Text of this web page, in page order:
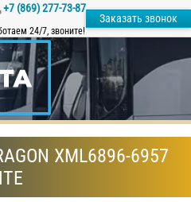
+7 (869) 277-73-87
24/7, звоните!
Заказать звонок
XML6896-6957